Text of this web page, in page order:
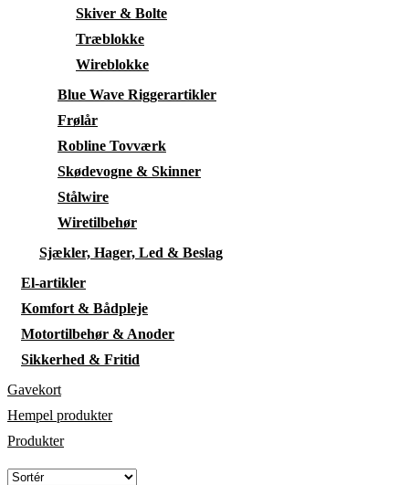
Skiver & Bolte
Træblokke
Wireblokke
Blue Wave Riggerartikler
Frølår
Robline Tovværk
Skødevogne & Skinner
Stålwire
Wiretilbehør
Sjækler, Hager, Led & Beslag
El-artikler
Komfort & Bådpleje
Motortilbehør & Anoder
Sikkerhed & Fritid
Gavekort
Hempel produkter
Produkter